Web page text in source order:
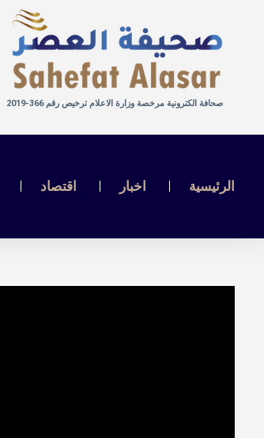
صحافة الكترونية مرخصة وزارة الاعلام ترخيص رقم 366-2019
الرئيسية اخبار اقتصاد